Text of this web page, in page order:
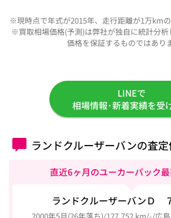
※現時点で年式が2015年、走行距離が1万kmの
※買取相場価格(予測)は弊社が独自に統計分
価格を保証するものではあり
LINEで
相場情報･新着実績を受
ランドクルーザーバンの査
直近6ヶ月のユーカーパック
ランドクルーザーバンＤ